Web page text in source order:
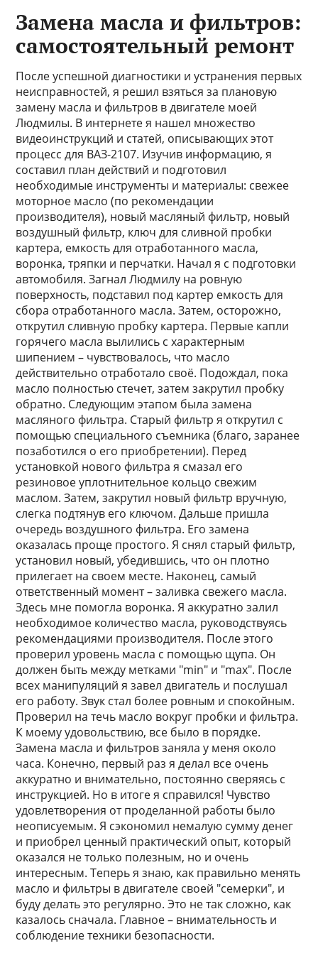
Замена масла и фильтров:
самостоятельный ремонт
После успешной диагностики и устранения первых
неисправностей, я решил взяться за плановую
замену масла и фильтров в двигателе моей
Людмилы. В интернете я нашел множество
видеоинструкций и статей, описывающих этот
процесс для ВАЗ-2107. Изучив информацию, я
составил план действий и подготовил
необходимые инструменты и материалы: свежее
моторное масло (по рекомендации
производителя), новый масляный фильтр, новый
воздушный фильтр, ключ для сливной пробки
картера, емкость для отработанного масла,
воронка, тряпки и перчатки. Начал я с подготовки
автомобиля. Загнал Людмилу на ровную
поверхность, подставил под картер емкость для
сбора отработанного масла. Затем, осторожно,
открутил сливную пробку картера. Первые капли
горячего масла вылились с характерным
шипением – чувствовалось, что масло
действительно отработало своё. Подождал, пока
масло полностью стечет, затем закрутил пробку
обратно. Следующим этапом была замена
масляного фильтра. Старый фильтр я открутил с
помощью специального съемника (благо, заранее
позаботился о его приобретении). Перед
установкой нового фильтра я смазал его
резиновое уплотнительное кольцо свежим
маслом. Затем, закрутил новый фильтр вручную,
слегка подтянув его ключом. Дальше пришла
очередь воздушного фильтра. Его замена
оказалась проще простого. Я снял старый фильтр,
установил новый, убедившись, что он плотно
прилегает на своем месте. Наконец, самый
ответственный момент – заливка свежего масла.
Здесь мне помогла воронка. Я аккуратно залил
необходимое количество масла, руководствуясь
рекомендациями производителя. После этого
проверил уровень масла с помощью щупа. Он
должен быть между метками "min" и "max". После
всех манипуляций я завел двигатель и послушал
его работу. Звук стал более ровным и спокойным.
Проверил на течь масло вокруг пробки и фильтра.
К моему удовольствию, все было в порядке.
Замена масла и фильтров заняла у меня около
часа. Конечно, первый раз я делал все очень
аккуратно и внимательно, постоянно сверяясь с
инструкцией. Но в итоге я справился! Чувство
удовлетворения от проделанной работы было
неописуемым. Я сэкономил немалую сумму денег
и приобрел ценный практический опыт, который
оказался не только полезным, но и очень
интересным. Теперь я знаю, как правильно менять
масло и фильтры в двигателе своей "семерки", и
буду делать это регулярно. Это не так сложно, как
казалось сначала. Главное – внимательность и
соблюдение техники безопасности.